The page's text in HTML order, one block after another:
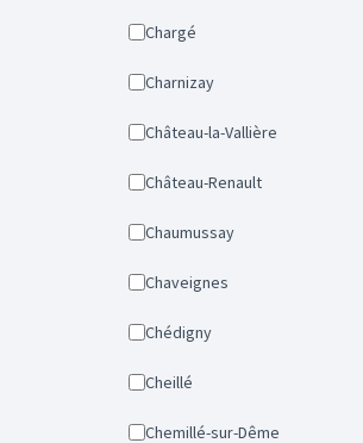
Chargé
Charnizay
Château-la-Vallière
Château-Renault
Chaumussay
Chaveignes
Chédigny
Cheillé
Chemillé-sur-Dême